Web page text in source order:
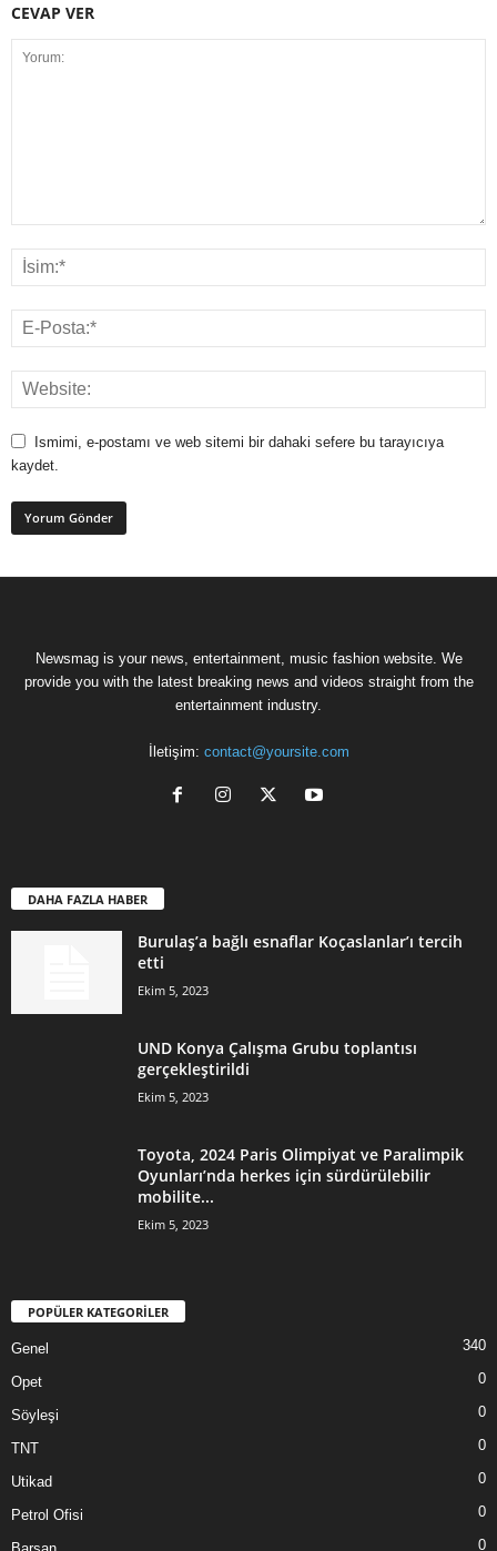
CEVAP VER
Ismimi, e-postamı ve web sitemi bir dahaki sefere bu tarayıcıya
kaydet.
Newsmag is your news, entertainment, music fashion website. We
provide you with the latest breaking news and videos straight from the
entertainment industry.
İletişim: contact@yoursite.com
DAHA FAZLA HABER
Burulaş’a bağlı esnaflar Koçaslanlar’ı tercih
etti
Ekim 5, 2023
UND Konya Çalışma Grubu toplantısı
gerçekleştirildi
Ekim 5, 2023
Toyota, 2024 Paris Olimpiyat ve Paralimpik
Oyunları’nda herkes için sürdürülebilir
mobilite...
Ekim 5, 2023
POPÜLER KATEGORİLER
Genel 340
Opet 0
Söyleşi 0
TNT 0
Utikad 0
Petrol Ofisi 0
0